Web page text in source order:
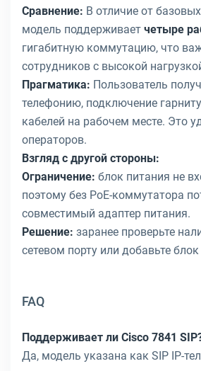
Сравнение: В отличие от
модель поддерживает четыре
гигабитную коммутацию, что
сотрудников с высокой
Прагматика: Пользователь
телефонию, подключение
кабелей на рабочем месте. Это
операторов.
Взгляд с другой стороны:
Ограничение: блок питания не
поэтому без PoE-коммутатора
совместимый адаптер питания.
Решение: заранее проверьте
сетевом порту или добавьте
FAQ
Поддерживает ли Cisco 7841
Да, модель указана как SIP IP-